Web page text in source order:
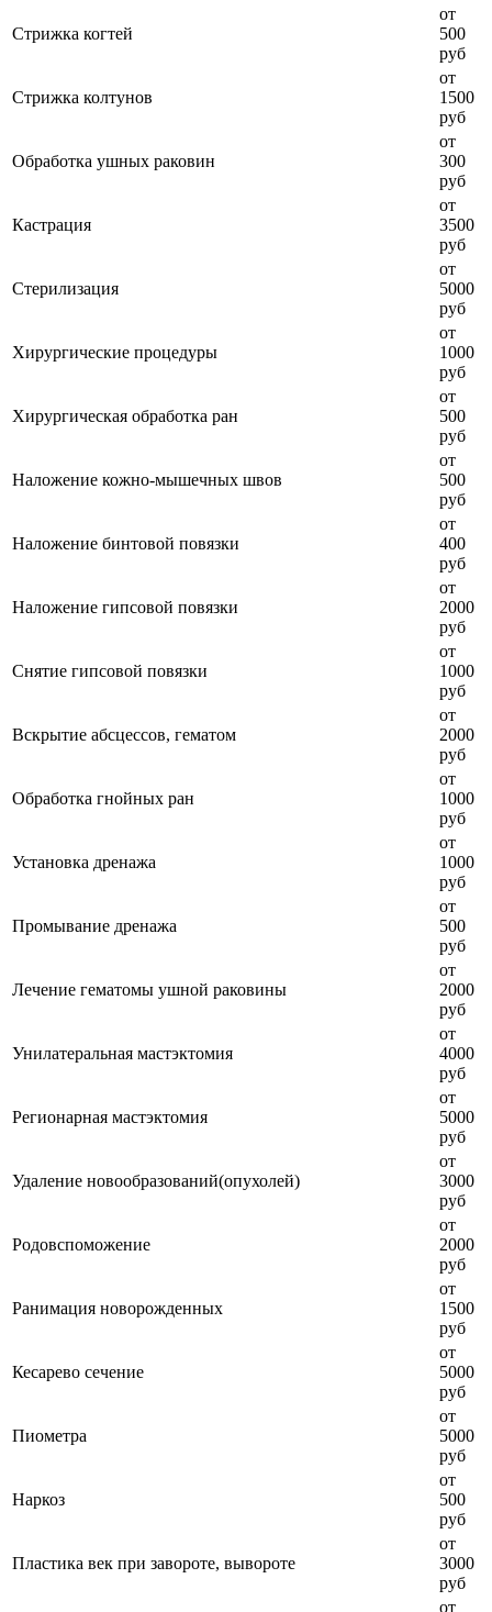
Стрижка когтей
от
500
руб
Стрижка колтунов
от
1500
руб
Обработка ушных раковин
от
300
руб
Кастрация
от
3500
руб
Стерилизация
от
5000
руб
Хирургические процедуры
от
1000
руб
Хирургическая обработка ран
от
500
руб
Наложение кожно-мышечных швов
от
500
руб
Наложение бинтовой повязки
от
400
руб
Наложение гипсовой повязки
от
2000
руб
Снятие гипсовой повязки
от
1000
руб
Вскрытие абсцессов, гематом
от
2000
руб
Обработка гнойных ран
от
1000
руб
Установка дренажа
от
1000
руб
Промывание дренажа
от
500
руб
Лечение гематомы ушной раковины
от
2000
руб
Унилатеральная мастэктомия
от
4000
руб
Регионарная мастэктомия
от
5000
руб
Удаление новообразований(опухолей)
от
3000
руб
Родовспоможение
от
2000
руб
Ранимация новорожденных
от
1500
руб
Кесарево сечение
от
5000
руб
Пиометра
от
5000
руб
Наркоз
от
500
руб
Пластика век при завороте, вывороте
от
3000
руб
от